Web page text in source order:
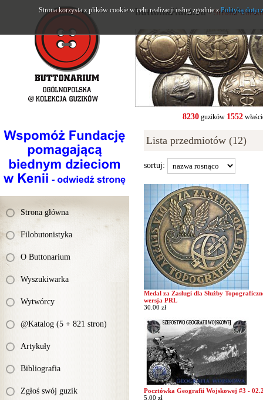
Strona główna
Filobutonistyka
O Buttonarium
Wyszukiwarka
Wytwórcy
@Katalog (5 + 821 stron)
Artykuły
Bibliografia
Zgłoś swój guzik
buttonarium.eu- Strona
8230guzików 1552
Lista przedmiotów (12)
sortuj:
Medal za Zasługi dla Służby
wersja PRL
30.00 zł
Pocztówka Geografii Wojskowej #3 -
5.00 zł
Strona korzysta z plików cookie w celu realizacji usług zgodnie zPolityką